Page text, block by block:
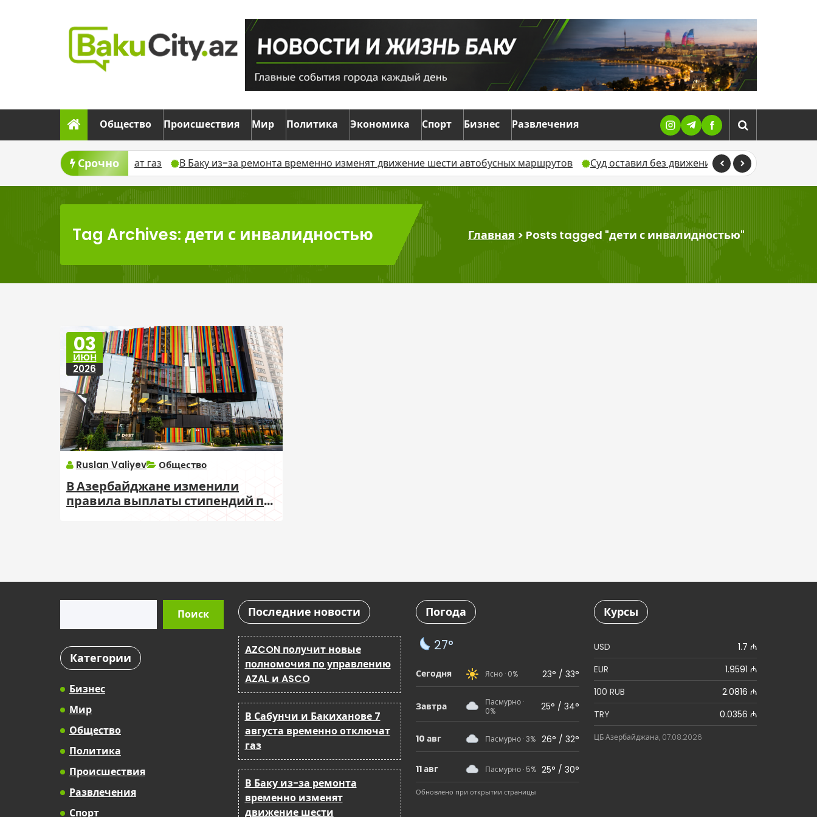
Общество Происшествия Мир Политика Экономика Спорт Бизнес Развлечения
Срочно
временно отключат газ В Баку из-за ремонта временно изменят движение шести автобусных маршрутов Суд оставил без движения жалобу Севиндж
Tag Archives: дети с инвалидностью Главная > Posts tagged "дети с инвалидностью"
03
ИЮН
2026
Ruslan Valiyev Общество
В Азербайджане изменили
правила выплаты стипендий по
Поиск
Категории
Бизнес
Мир
Общество
Политика
Происшествия
Развлечения
Спорт
Последние новости
AZCON получит новые
полномочия по управлению
AZAL и ASCO
В Сабунчи и Бакиханове 7
августа временно отключат
газ
В Баку из-за ремонта
временно изменят
движение шести
Погода
27°
Сегодня Ясно · 0% 23° / 33°
Завтра
Пасмурно ·
0%
25° / 34°
10 авг Пасмурно · 3% 26° / 32°
11 авг Пасмурно · 5% 25° / 30°
Обновлено при открытии страницы
Курсы
USD
1.7 ₼
EUR
1.9591 ₼
100 RUB
2.0816 ₼
TRY
0.0356 ₼
ЦБ Азербайджана, 07.08.2026